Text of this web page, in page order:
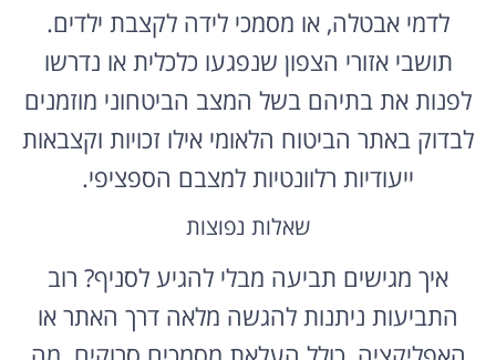
לדמי אבטלה, או מסמכי לידה לקצבת ילדים.
תושבי אזורי הצפון שנפגעו כלכלית או נדרשו
לפנות את בתיהם בשל המצב הביטחוני מוזמנים
לבדוק באתר הביטוח הלאומי אילו זכויות וקצבאות
ייעודיות רלוונטיות למצבם הספציפי.
שאלות נפוצות
איך מגישים תביעה מבלי להגיע לסניף? רוב
התביעות ניתנות להגשה מלאה דרך האתר או